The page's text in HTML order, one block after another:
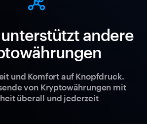
andere
und Komfort auf Knopfdruck.
von Kryptowährungen mit
überall und jederzeit